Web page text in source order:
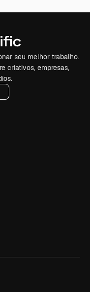
seu melhor trabalho.
criativos, empresas,